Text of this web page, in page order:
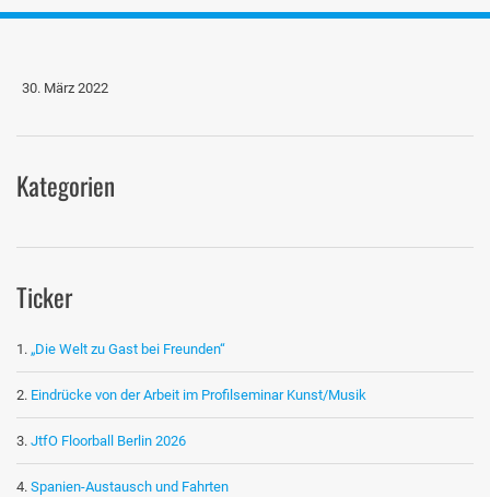
30. März 2022
Kategorien
Ticker
„Die Welt zu Gast bei Freunden“
Eindrücke von der Arbeit im Profilseminar Kunst/Musik
JtfO Floorball Berlin 2026
Spanien-Austausch und Fahrten